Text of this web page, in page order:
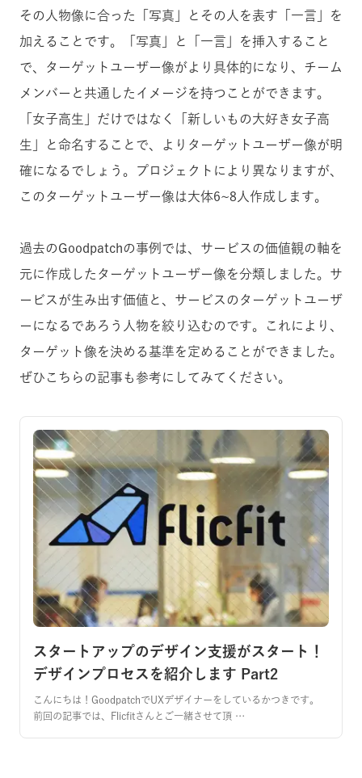
その人物像に合った「写真」とその人を表す「一言」を
加えることです。「写真」と「一言」を挿入すること
で、ターゲットユーザー像がより具体的になり、チーム
メンバーと共通したイメージを持つことができます。
「女子高生」だけではなく「新しいもの大好き女子高
生」と命名することで、よりターゲットユーザー像が明
確になるでしょう。プロジェクトにより異なりますが、
このターゲットユーザー像は大体6~8人作成します。
過去のGoodpatchの事例では、サービスの価値観の軸を
元に作成したターゲットユーザー像を分類しました。サ
ービスが生み出す価値と、サービスのターゲットユーザ
ーになるであろう人物を絞り込むのです。これにより、
ターゲット像を決める基準を定めることができました。
ぜひこちらの記事も参考にしてみてください。
スタートアップのデザイン支援がスタート！
デザインプロセスを紹介します Part2
こんにちは！GoodpatchでUXデザイナーをしているかつきです。
前回の記事では、Flicfitさんとご一緒させて頂 …